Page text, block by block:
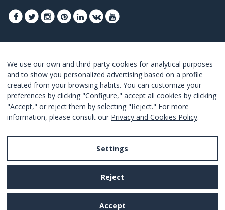
OFERTAS
JUNTE-SE
Estou de acordo com ostermos e as condições.
We use our own and third-party cookies for analytical purposes
and to show you personalized advertising based on a profile
created from your browsing habits. You can customize your
preferences by clicking "Configure," accept all cookies by clicking
"Accept," or reject them by selecting "Reject." For more
information, please consult our Privacy and Cookies Policy.
Settings
Reject
Accept
Legal Notice
Privacy and Cookies Policy
Terms and Conditions of Use